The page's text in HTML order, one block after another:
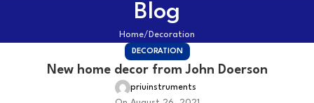
Blog
Home Decoration
DECORATION
New home decor from John Doerson
priuinstruments